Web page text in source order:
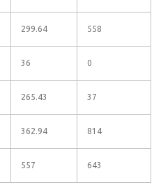
299.64 558
36 0
265.43 37
362.94 814
557 643